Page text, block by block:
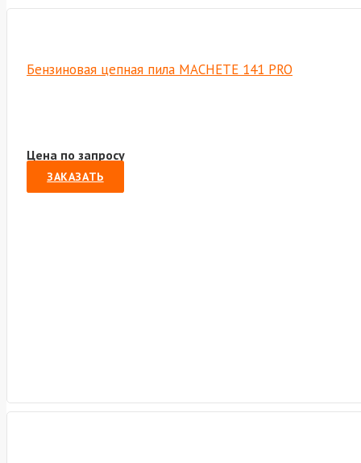
Бензиновая цепная пила MACHETE 141 PRO
Цена по запросу
ЗАКАЗАТЬ